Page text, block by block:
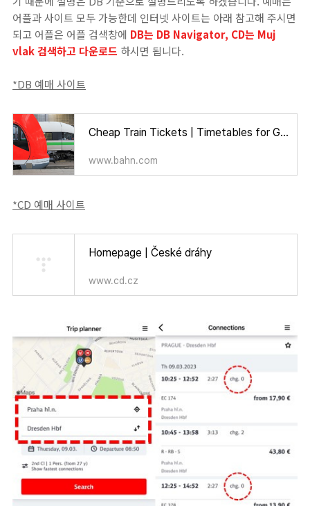
어플과 사이트 모두 가능한데 인터넷 사이트는 아래 참고해 주시면
되고 어플은 어플 검색창에 DB는 DB Navigator, CD는 Muj
vlak 검색하고 다운로드 하시면 됩니다.
*DB 예매 사이트
Cheap Train Tickets | Timetables for Germany & Europe - Deutsche Bahn
www.bahn.com
*CD 예매 사이트
Homepage | České dráhy
www.cd.cz